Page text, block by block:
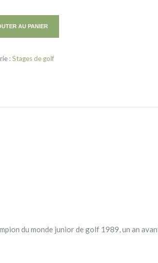
AU PANIER
:Stages de golf
du monde junior de golf 1989, un an